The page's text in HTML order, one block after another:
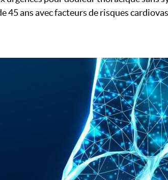
45 ans avec facteurs de risques